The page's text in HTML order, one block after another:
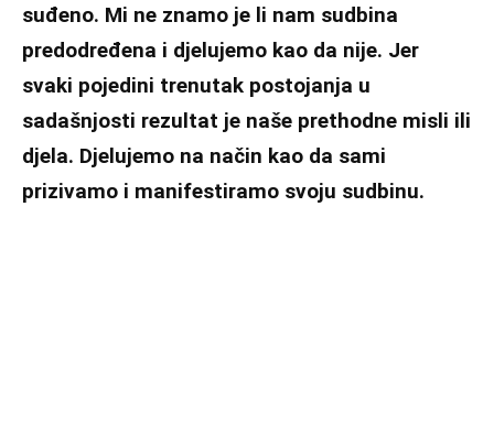
suđeno. Mi ne znamo je li nam sudbina
predodređena i djelujemo kao da nije. Jer
svaki pojedini trenutak postojanja u
sadašnjosti rezultat je naše prethodne misli ili
djela. Djelujemo na način kao da sami
prizivamo i manifestiramo svoju sudbinu.